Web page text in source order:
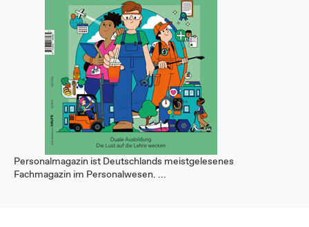
Personalmagazin ist Deutschlands meistgelesenes
Fachmagazin im Personalwesen. ...